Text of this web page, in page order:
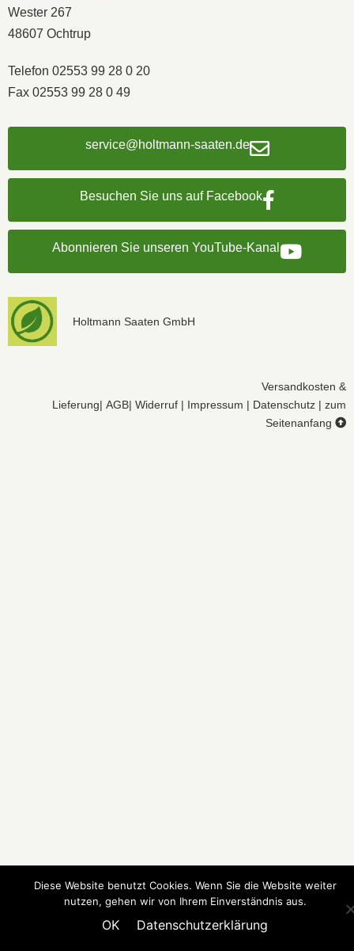
Wester 267
48607 Ochtrup
Telefon 02553 99 28 0 20
Fax 02553 99 28 0 49
service@holtmann-saaten.de
Besuchen Sie uns auf Facebook
Abonnieren Sie unseren YouTube-Kanal
Holtmann Saaten GmbH
Versandkosten &
Lieferung| AGB| Widerruf | Impressum | Datenschutz | zum
Seitenanfang
Diese Website benutzt Cookies. Wenn Sie die Website weiter
nutzen, gehen wir von Ihrem Einverständnis aus.
OK Datenschutzerklärung